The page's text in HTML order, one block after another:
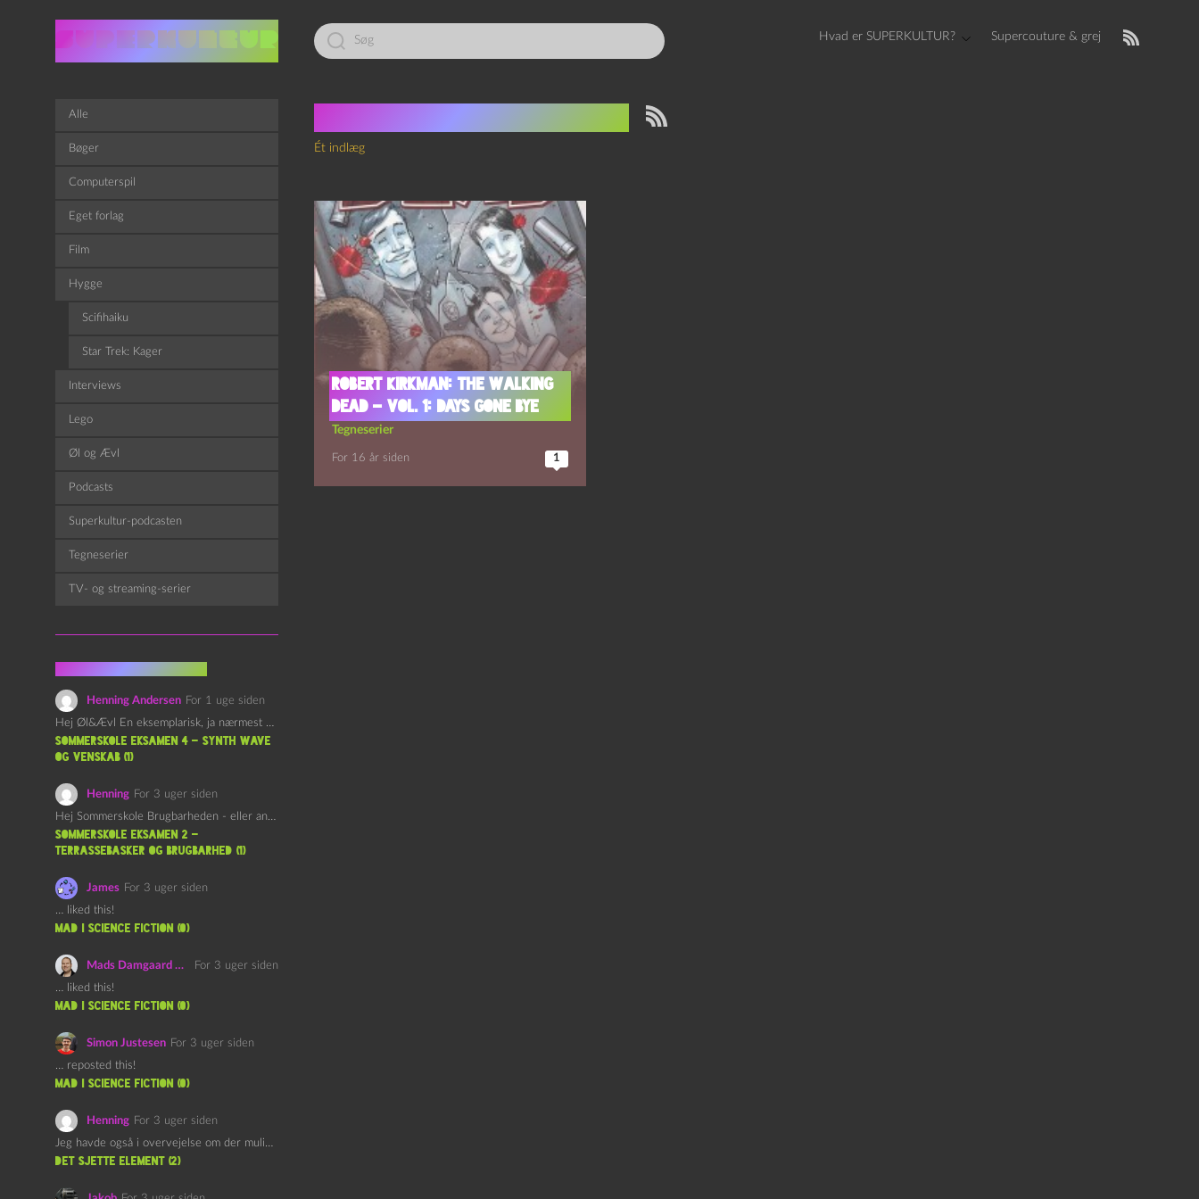
Led
efter:
Hvad er SUPERKULTUR? Supercouture & grej
Ét indlæg
Robert Kirkman: The Walking
Dead – Vol. 1: Days Gone Bye
Tegneserier
For 16 år siden 1
Alle
Bøger
Computerspil
Eget forlag
Film
Hygge
Scifihaiku
Star Trek: Kager
Interviews
Lego
Øl og Ævl
Podcasts
Superkultur-podcasten
Tegneserier
TV- og streaming-serier
Henning Andersen For 1 uge siden
Hej Øl&Ævl En eksemplarisk, ja nærmest yndefuld, afslutning på SOMMERSKOLEN.…
Sommerskole Eksamen 4 – Synth Wave
og Venskab (1)
Henning For 3 uger siden
Hej Sommerskole Brugbarheden - eller anvendeligheden - af "Øl&Ævl" er…
Sommerskole Eksamen 2 –
Terrassebasker og Brugbarhed (1)
James For 3 uger siden
… liked this!
mad i science fiction (0)
Mads Damgaard Mortensen (Å)
For 3 uger siden
… liked this!
mad i science fiction (0)
Simon Justesen For 3 uger siden
… reposted this!
mad i science fiction (0)
Henning For 3 uger siden
Jeg havde også i overvejelse om der muligvis kunne være…
det sjette element (2)